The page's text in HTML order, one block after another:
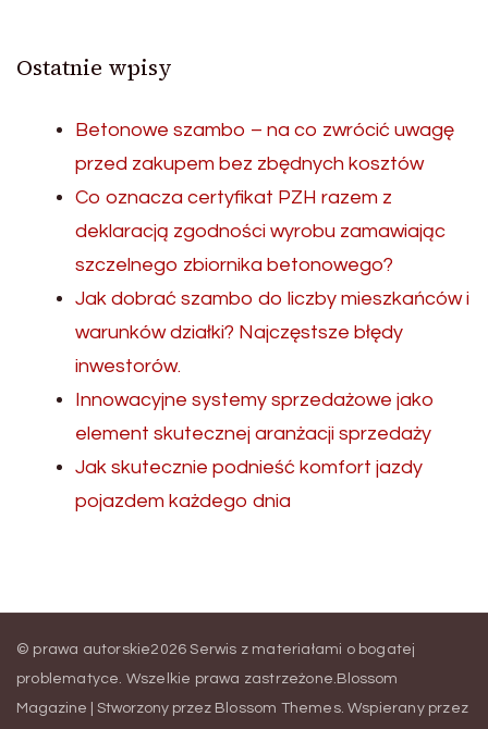
Ostatnie wpisy
Betonowe szambo – na co zwrócić uwagę
przed zakupem bez zbędnych kosztów
Co oznacza certyfikat PZH razem z
deklaracją zgodności wyrobu zamawiając
szczelnego zbiornika betonowego?
Jak dobrać szambo do liczby mieszkańców i
warunków działki? Najczęstsze błędy
inwestorów.
Innowacyjne systemy sprzedażowe jako
element skutecznej aranżacji sprzedaży
Jak skutecznie podnieść komfort jazdy
pojazdem każdego dnia
© prawa autorskie2026Serwis z materiałami o bogatej
problematyce . Wszelkie prawa zastrzeżone. Blossom
Magazine | Stworzony przez Blossom Themes. Wspierany przez